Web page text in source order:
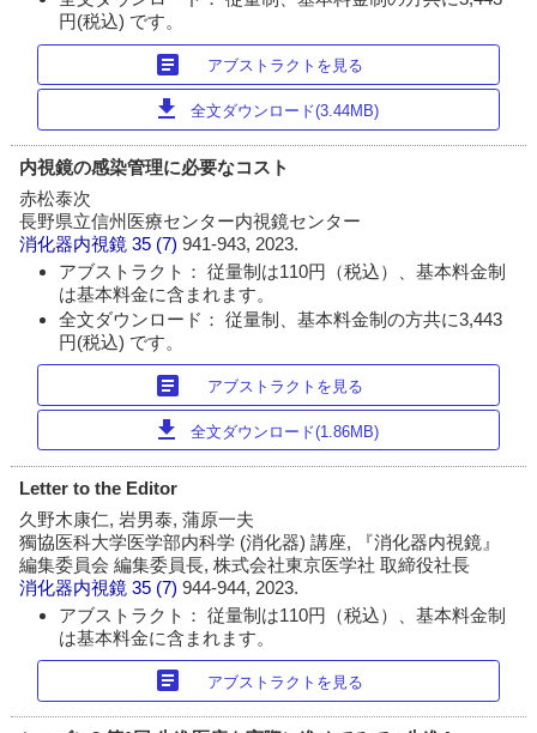
円(税込) です。
article アブストラクトを見る
download 全文ダウンロード(3.44MB)
内視鏡の感染管理に必要なコスト
赤松泰次
長野県立信州医療センター内視鏡センター
消化器内視鏡 35 (7)941-943, 2023.
アブストラクト： 従量制は110円（税込）、基本料金制
は基本料金に含まれます。
全文ダウンロード： 従量制、基本料金制の方共に3,443
円(税込) です。
article アブストラクトを見る
download 全文ダウンロード(1.86MB)
Letter to the Editor
久野木康仁, 岩男泰, 蒲原一夫
獨協医科大学医学部内科学 (消化器) 講座, 『消化器内視鏡』
編集委員会 編集委員長, 株式会社東京医学社 取締役社長
消化器内視鏡 35 (7)944-944, 2023.
アブストラクト： 従量制は110円（税込）、基本料金制
は基本料金に含まれます。
article アブストラクトを見る